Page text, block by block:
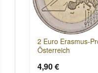
2 Euro Erasmus-
Österreich
4,90 €